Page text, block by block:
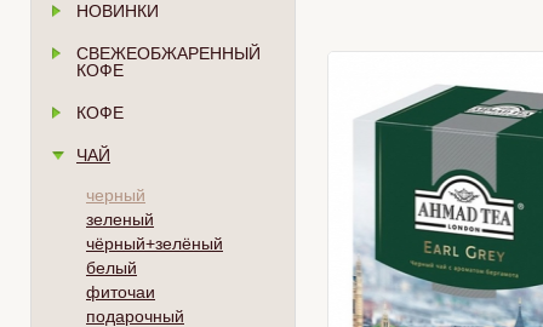
НОВИНКИ
СВЕЖЕОБЖАРЕННЫЙ
КОФЕ
КОФЕ
ЧАЙ
черный
зеленый
чёрный+зелёный
белый
фиточаи
подарочный